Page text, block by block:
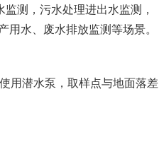
测，污水处理进出水监测，
水、废水排放监测等场景。
用潜水泵，取样点与地面落差